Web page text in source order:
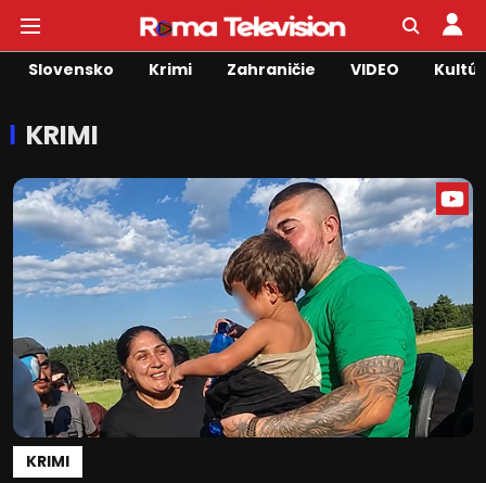
Slovensko Krimi Zahraničie VIDEO
KRIMI
KRIMI